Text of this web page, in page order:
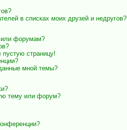
в списках моих друзей и недругов?
или форумам?
пустую страницу!
мной темы?
тему или форум?